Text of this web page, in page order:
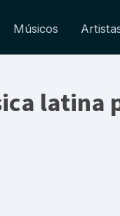
Músicos
latina